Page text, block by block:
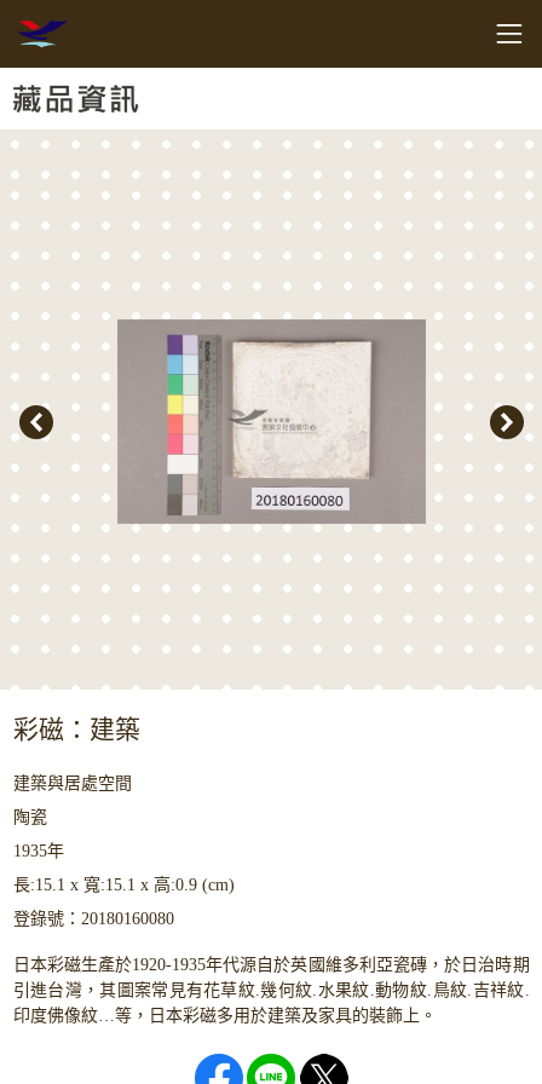
客家委員會客家文化發展中心
網頁導覽
藏品資訊
彩磁：建築
建築與居處空間
陶瓷
1935年
長:15.1 x 寬:15.1 x 高:0.9 (cm)
登錄號：20180160080
日本彩磁生產於1920-1935年代源自於英國維多利亞瓷磚，於日治時期
引進台灣，其圖案常見有花草紋.幾何紋.水果紋.動物紋.鳥紋.吉祥紋.
印度佛像紋…等，日本彩磁多用於建築及家具的裝飾上。